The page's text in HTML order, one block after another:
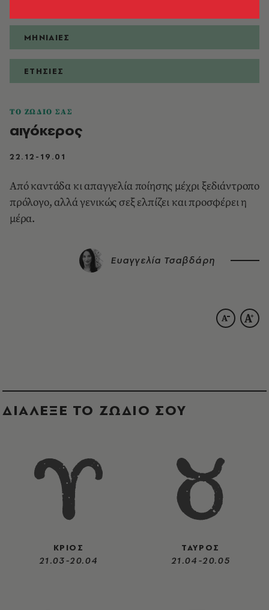
ΜΗΝΙΑΙΕΣ
ΕΤΗΣΙΕΣ
ΤΟ ΖΩΔΙΟ ΣΑΣ
αιγόκερος
22.12-19.01
Από καντάδα κι απαγγελία ποίησης μέχρι ξεδιάντροπο
πρόλογο, αλλά γενικώς σεξ ελπίζει και προσφέρει η
μέρα.
Ευαγγελία Τσαβδάρη
ΔΙΑΛΕΞΕ ΤΟ ΖΩΔΙΟ ΣΟΥ
ΚΡΙΟΣ
21.03-20.04
ΤΑΥΡΟΣ
21.04-20.05